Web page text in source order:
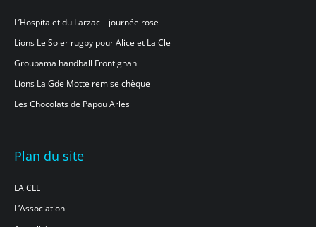
L’Hospitalet du Larzac – journée rose
Lions Le Soler rugby pour Alice et La Cle
Groupama handball Frontignan
Lions La Gde Motte remise chèque
Les Chocolats de Papou Arles
Plan du site
LA CLE
L’Association